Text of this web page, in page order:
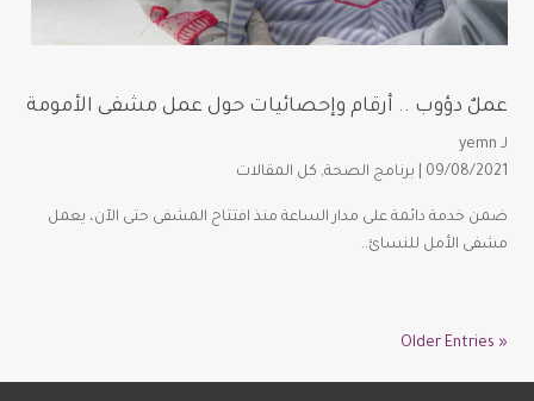
عملٌ دؤوب .. أرقام وإحصائيات حول عمل مشفى الأمومة
لـ yemn
09/08/2021 |
برنامج الصحة, كل المقالات
ضمن خدمة دائمة على مدار الساعة منذ افتتاح المشفى حتى الآن، يعمل
مشفى الأمل للنسائ..
« Older Entries